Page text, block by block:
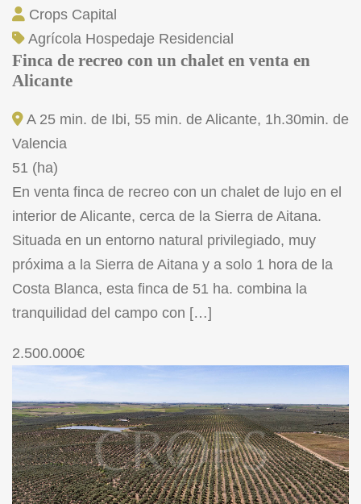
Crops Capital
Agrícola Hospedaje Residencial
Finca de recreo con un chalet en venta en
Alicante
A 25 min. de Ibi, 55 min. de Alicante, 1h.30min. de
Valencia
51 (ha)
En venta finca de recreo con un chalet de lujo en el
interior de Alicante, cerca de la Sierra de Aitana.
Situada en un entorno natural privilegiado, muy
próxima a la Sierra de Aitana y a solo 1 hora de la
Costa Blanca, esta finca de 51 ha. combina la
tranquilidad del campo con […]
2.500.000€